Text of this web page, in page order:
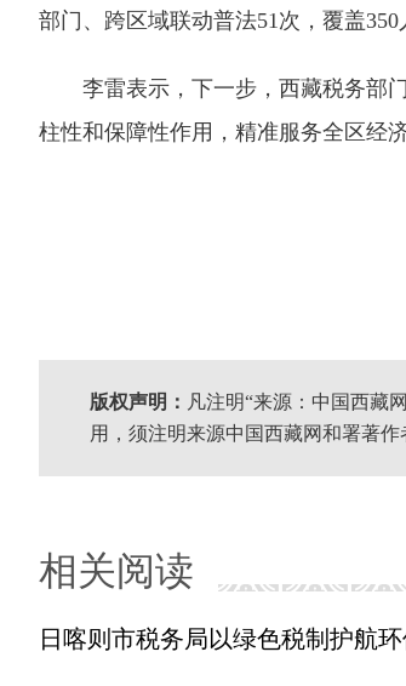
部门、跨区域联动普法51次，覆盖
李雷表示，下一步，西藏税务部门
柱性和保障性作用，精准服务全区经
版权声明： 凡注明“来源：中国西藏
用，须注明来源中国西藏网和署著作
相关阅读
日喀则市税务局以绿色税制护航